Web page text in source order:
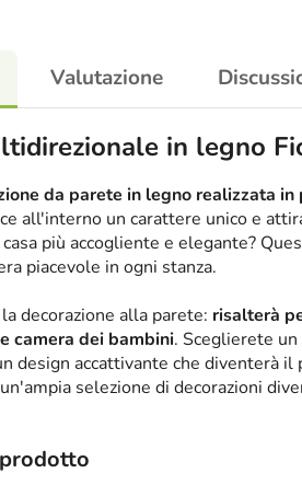
Valutazione
in legno
da parete in legno realizzata
all'interno un carattere unico e
più accogliente e elegante?
piacevole in ogni stanza.
decorazione alla parete: risalterà
camera dei bambini. Sceglierete
design accattivante che diventerà
selezione di decorazioni